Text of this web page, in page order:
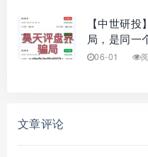
【中世研
局，是同一
06-01
文章评论